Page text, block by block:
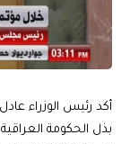
أكد رئيس الوزراء
بذل الحكومة